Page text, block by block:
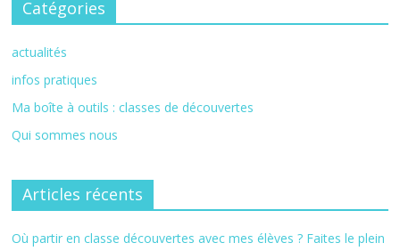
Catégories
actualités
infos pratiques
Ma boîte à outils : classes de découvertes
Qui sommes nous
Articles récents
Où partir en classe découvertes avec mes élèves ? Faites le plein